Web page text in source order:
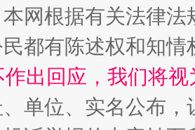
品抗生素超标问题” 法
本网根据有关法律
都有陈述权和知情
作出回应，我们将
单位、实名公布